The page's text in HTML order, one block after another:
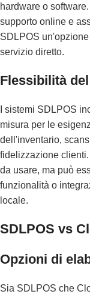
hardware o
supporto online e
SDLPOS
servizio diretto.
Flessibilità
I sistemi SDLPOS
misura per le
dell'inventario,
fidelizzazione
da usare, ma può
funzionalità o
locale.
SDLPOS vs
Opzioni di
Sia SDLPOS che